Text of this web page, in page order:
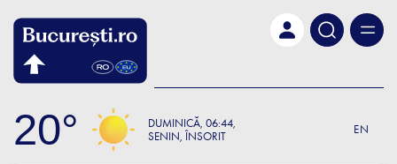
20 DUMINICĂ 06:44
SENIN, ÎNSORIT
EN